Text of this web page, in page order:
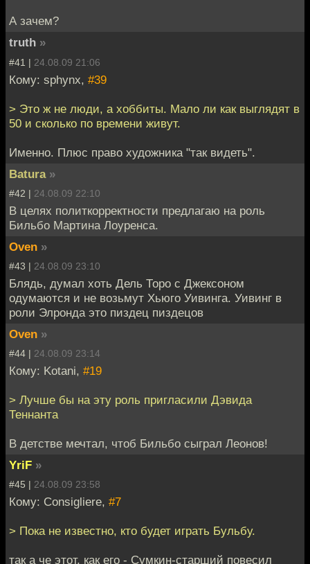
А зачем?
truth »
#41 | 24.08.09 21:06
Кому: sphynx, #39
> Это ж не люди, а хоббиты. Мало ли как выглядят в
50 и сколько по времени живут.
Именно. Плюс право художника "так видеть".
Batura »
#42 | 24.08.09 22:10
В целях политкорректности предлагаю на роль
Бильбо Мартина Лоуренса.
Oven »
#43 | 24.08.09 23:10
Блядь, думал хоть Дель Торо с Джексоном
одумаются и не возьмут Хьюго Уивинга. Уивинг в
роли Элронда это пиздец пиздецов
Oven »
#44 | 24.08.09 23:14
Кому: Kotani, #19
> Лучше бы на эту роль пригласили Дэвида
Теннанта
В детстве мечтал, чтоб Бильбо сыграл Леонов!
YriF »
#45 | 24.08.09 23:58
Кому: Consigliere, #7
> Пока не известно, кто будет играть Бульбу.
так а че этот, как его - Сумкин-старший повесил